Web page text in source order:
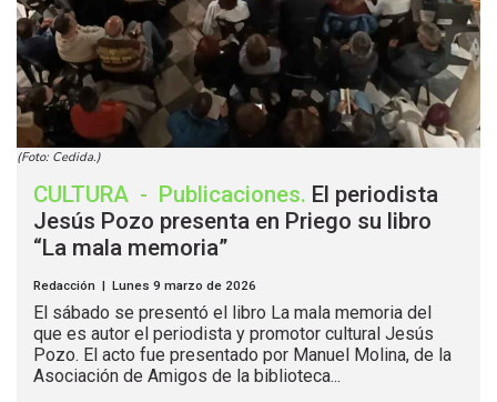
(Foto: Cedida.)
CULTURA - Publicaciones. El periodista
Jesús Pozo presenta en Priego su libro
“La mala memoria”
Redacción | Lunes 9 marzo de 2026
El sábado se presentó el libro La mala memoria del
que es autor el periodista y promotor cultural Jesús
Pozo. El acto fue presentado por Manuel Molina, de la
Asociación de Amigos de la biblioteca...